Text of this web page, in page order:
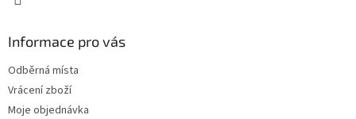
Informace pro vás
Odběrná místa
Vrácení zboží
Moje objednávka